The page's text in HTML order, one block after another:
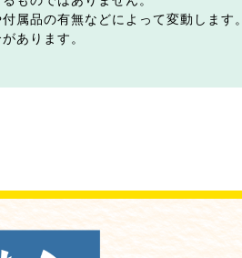
属品の有無などによって変動します。
あります。